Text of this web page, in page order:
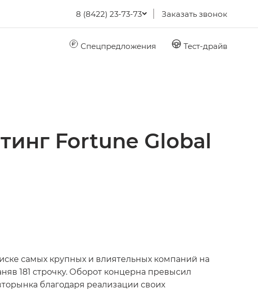
8 (8422) 23-73-73 Заказать звонок
Спецпредложения Тест-драйв
Fortune Global
самых крупных и влиятельных компаний на
181 строчку. Оборот концерна превысил
благодаря реализации своих